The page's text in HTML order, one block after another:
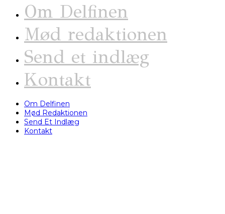
Om Delfinen
Mød redaktionen
Send et indlæg
Kontakt
Om Delfinen
Mød Redaktionen
Send Et Indlæg
Kontakt